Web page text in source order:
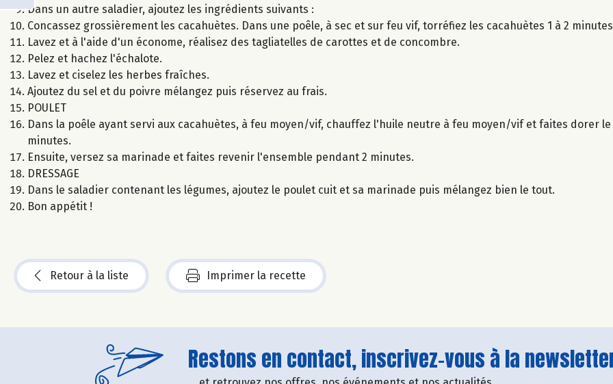
Dans un autre saladier, ajoutez les ingrédients suivants :
Concassez grossièrement les cacahuètes. Dans une poêle, à sec et sur feu vif, torréfiez les cacahuètes 1 à 2
Lavez et à l'aide d'un économe, réalisez des tagliatelles de carottes et de concombre.
Pelez et hachez l'échalote.
Lavez et ciselez les herbes fraîches.
Ajoutez du sel et du poivre mélangez puis réservez au frais.
POULET
Dans la poêle ayant servi aux cacahuètes, à feu moyen/vif, chauffez l'huile neutre à feu moyen/vif et faites dorer
minutes.
Ensuite, versez sa marinade et faites revenir l'ensemble pendant 2 minutes.
DRESSAGE
Dans le saladier contenant les légumes, ajoutez le poulet cuit et sa marinade puis mélangez bien le tout.
Bon appétit !
Retour à la liste Imprimer la recette
Restons en contact, inscrivez-vous à la